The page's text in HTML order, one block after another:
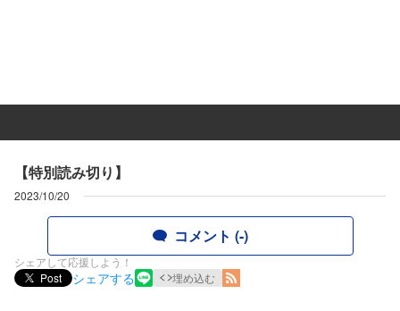
【特別読み切り】
2023/10/20
コメント (-)
シェアして応援しよう！
Post
シェアする 埋め込む